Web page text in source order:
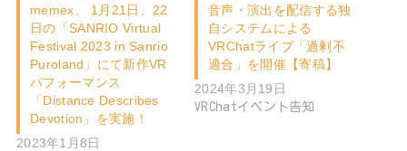
memex、 1月21日、22
日の「SANRIO Virtual
Festival 2023 in Sanrio
Puroland」にて新作VR
パフォーマンス
「Distance Describes
Devotion」を実施！
2023年1月8日
音声・演出を配信する独
自システムによる
VRChatライブ「過剰不
適合」を開催【寄稿】
2024年3月19日
VRChatイベント告知